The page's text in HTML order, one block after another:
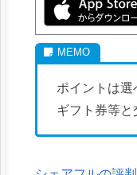
ポイントは
ギフト券等と